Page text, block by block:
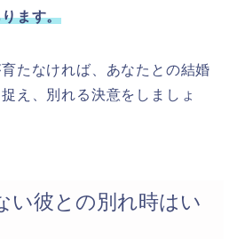
ます。
たなければ、あなたとの結婚
え、別れる決意をしましょ
い彼との別れ時はい